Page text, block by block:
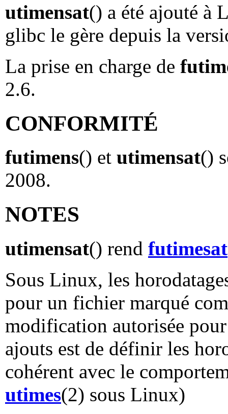
utimensat() a été ajouté à
glibc le gère depuis la
La prise en charge de
2.6.
CONFORMITÉ
futimens() et utimensat()
2008.
NOTES
utimensat() rend futimesat
Sous Linux, les
pour un fichier marqué
modification autorisée
ajouts est de définir les
cohérent avec le
utimes(2) sous Linux)